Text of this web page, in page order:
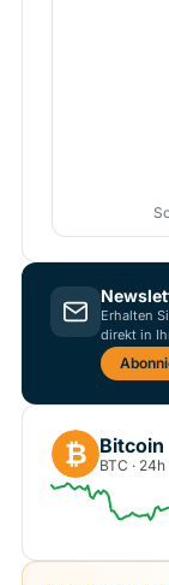
Erhalten
direkt in
₿ Bitcoin
BTC · 24h